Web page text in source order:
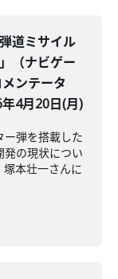
道ミサイル
（ナビゲー
ンテータ
4月20日(月)
ー弾を搭載した
発の現状につい
本壮一さんに